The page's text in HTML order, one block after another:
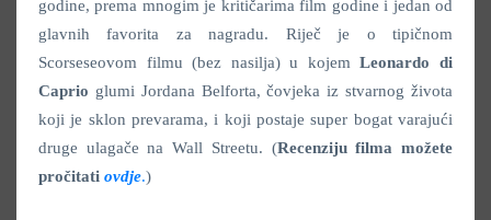
godine, prema mnogim je kritičarima film godine i jedan od
glavnih favorita za nagradu. Riječ je o tipičnom
Scorseseovom filmu (bez nasilja) u kojemLeonardo di
Caprio glumi Jordana Belforta, čovjeka iz stvarnog života
koji je sklon prevarama, i koji postaje super bogat varajući
druge ulagače na Wall Streetu. (Recenziju filma možete
pročitati ovdje.)